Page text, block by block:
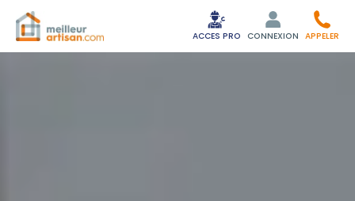
ACCES PRO CONNEXION APPELER